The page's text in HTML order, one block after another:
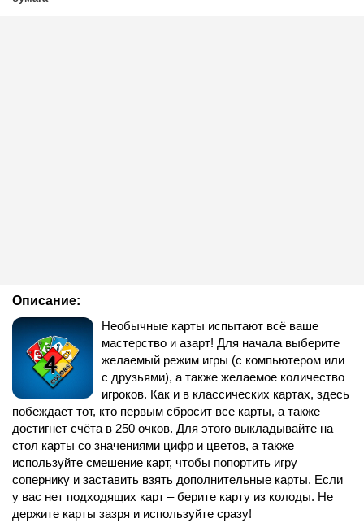
Описание:
Необычные карты испытают всё ваше
мастерство и азарт! Для начала выберите
желаемый режим игры (с компьютером или
с друзьями), а также желаемое количество
игроков. Как и в классических картах, здесь
побеждает тот, кто первым сбросит все карты, а также
достигнет счёта в 250 очков. Для этого выкладывайте на
стол карты со значениями цифр и цветов, а также
используйте смешение карт, чтобы попортить игру
сопернику и заставить взять дополнительные карты. Если
у вас нет подходящих карт – берите карту из колоды. Не
держите карты зазря и используйте сразу!